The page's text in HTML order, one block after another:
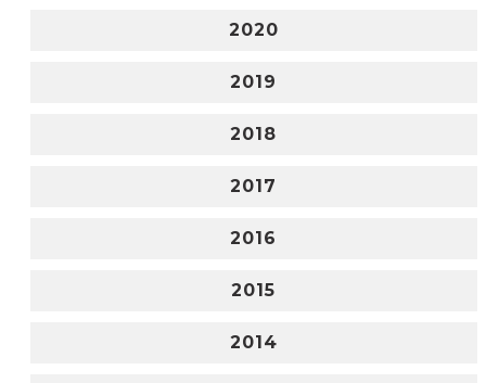
2020
2019
2018
2017
2016
2015
2014